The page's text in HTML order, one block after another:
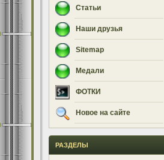
Статьи
Наши друзья
Sitemap
Медали
ФОТКИ
Новое на сайте
РАЗДЕЛЫ